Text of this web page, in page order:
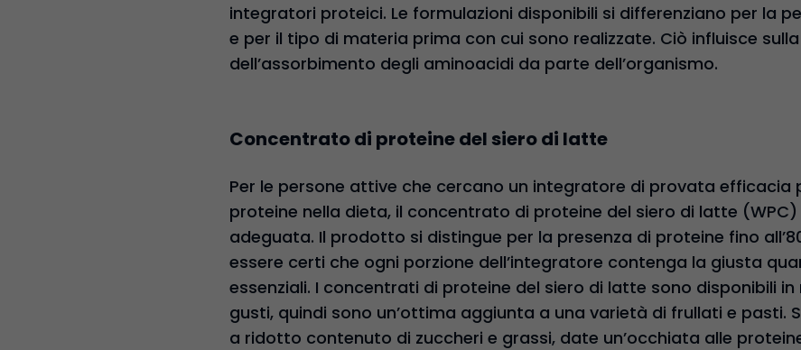
integratori proteici. Le formulazioni disponibili si differenziano per la
e per il tipo di materia prima con cui sono realizzate. Ciò influisce
dell’assorbimento degli aminoacidi da parte dell’organismo.
Concentrato di proteine del siero di latte
Per le persone attive che cercano un integratore di provata efficacia
proteine nella dieta, il concentrato di proteine del siero di latte
adeguata. Il prodotto si distingue per la presenza di proteine fino
essere certi che ogni porzione dell’integratore contenga la giusta
essenziali. I concentrati di proteine del siero di latte sono disponibili
gusti, quindi sono un’ottima aggiunta a una varietà di frullati e pasti.
a ridotto contenuto di zuccheri e grassi, date un’occhiata alle